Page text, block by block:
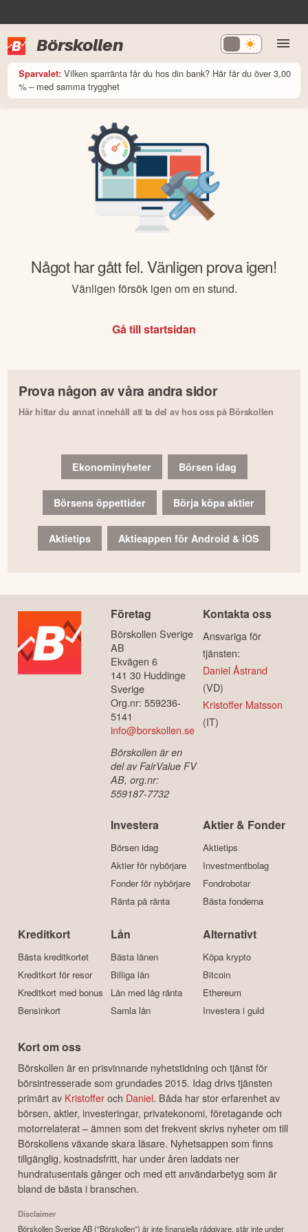
Börskollen
Sparvalet: Vilken sparränta får du hos din bank? Här får du över 3,00
% – med samma trygghet
Något har gått fel. Vänligen prova igen!
Vänligen försök igen om en stund.
Gå till startsidan
Prova någon av våra andra sidor
Här hittar du annat innehåll att ta del av hos oss på Börskollen
Ekonominyheter Börsen idag
Börsens öppettider Börja köpa aktier
Aktietips Aktieappen för Android & iOS
Företag
Börskollen Sverige
AB
Ekvägen 6
141 30 Huddinge
Sverige
Org.nr: 559236-
5141
info@borskollen.se
Börskollen är en
del av FairValue FV
AB, org.nr:
559187-7732
Kontakta oss
Ansvariga för
tjänsten:
Daniel Åstrand
(VD)
Kristoffer Matsson
(IT)
Investera
Börsen idag
Aktier för nybörjare
Fonder för nybörjare
Ränta på ränta
Aktier & Fonder
Aktietips
Investmentbolag
Fondrobotar
Bästa fonderna
Kreditkort
Bästa kreditkortet
Kreditkort för resor
Kreditkort med bonus
Bensinkort
Lån
Bästa lånen
Billiga lån
Lån med låg ränta
Samla lån
Alternativt
Köpa krypto
Bitcoin
Ethereum
Investera i guld
Kort om oss
Börskollen är en prisvinnande nyhetstidning och tjänst för
börsintresserade som grundades 2015. Idag drivs tjänsten
primärt av Kristofferoch Daniel. Båda har stor erfarenhet av
börsen, aktier, investeringar, privatekonomi, företagande och
motorrelaterat – ämnen som det frekvent skrivs nyheter om till
Börskollens växande skara läsare. Nyhetsappen som finns
tillgänglig, kostnadsfritt, har under åren laddats ner
hundratusentals gånger och med ett användarbetyg som är
bland de bästa i branschen.
Disclaimer
Börskollen Sverige AB ("Börskollen") är inte finansiella rådgivare, står inte under